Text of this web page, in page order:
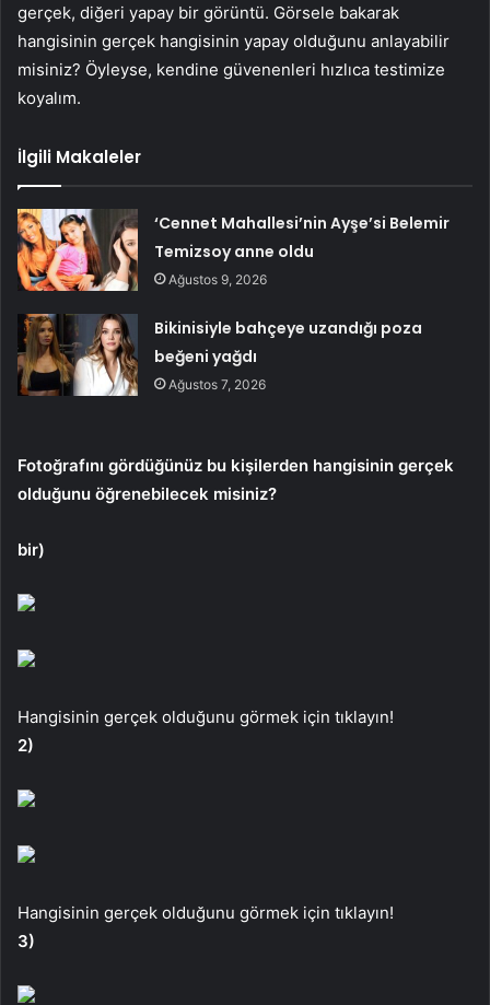
gerçek, diğeri yapay bir görüntü. Görsele bakarak
hangisinin gerçek hangisinin yapay olduğunu anlayabilir
misiniz? Öyleyse, kendine güvenenleri hızlıca testimize
koyalım.
İlgili Makaleler
‘Cennet Mahallesi’nin Ayşe’si Belemir
Temizsoy anne oldu
Ağustos 9, 2026
Bikinisiyle bahçeye uzandığı poza
beğeni yağdı
Ağustos 7, 2026
Fotoğrafını gördüğünüz bu kişilerden hangisinin gerçek
olduğunu öğrenebilecek misiniz?
bir)
Hangisinin gerçek olduğunu görmek için tıklayın!
2)
Hangisinin gerçek olduğunu görmek için tıklayın!
3)